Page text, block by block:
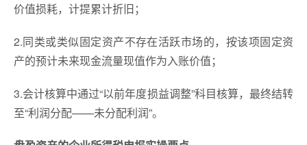
价值损耗，计提累计折旧；
2.同类或类似固定资产不存在活跃市场的，按该项固定资
产的预计未来现金流量现值作为入账价值；
3.会计核算中通过“以前年度损益调整”科目核算，最终结转
至“利润分配——未分配利润”。